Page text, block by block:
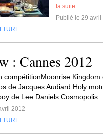
la suite
Publié le 29 avril
: Cannes 2012
compétitionMoonrise Kingdom
de Jacques Audiard Holy
de Lee Daniels Cosmopolis...
2012